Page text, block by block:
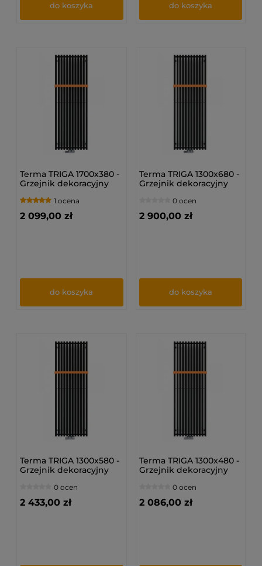
do koszyka do koszyka
Terma TRIGA 1700x380 -
Grzejnik dekoracyjny
1 ocena
2 099,00 zł
do koszyka
Terma TRIGA 1300x680 -
Grzejnik dekoracyjny
0 ocen
2 900,00 zł
do koszyka
Terma TRIGA 1300x580 -
Grzejnik dekoracyjny
0 ocen
2 433,00 zł
Terma TRIGA 1300x480 -
Grzejnik dekoracyjny
0 ocen
2 086,00 zł